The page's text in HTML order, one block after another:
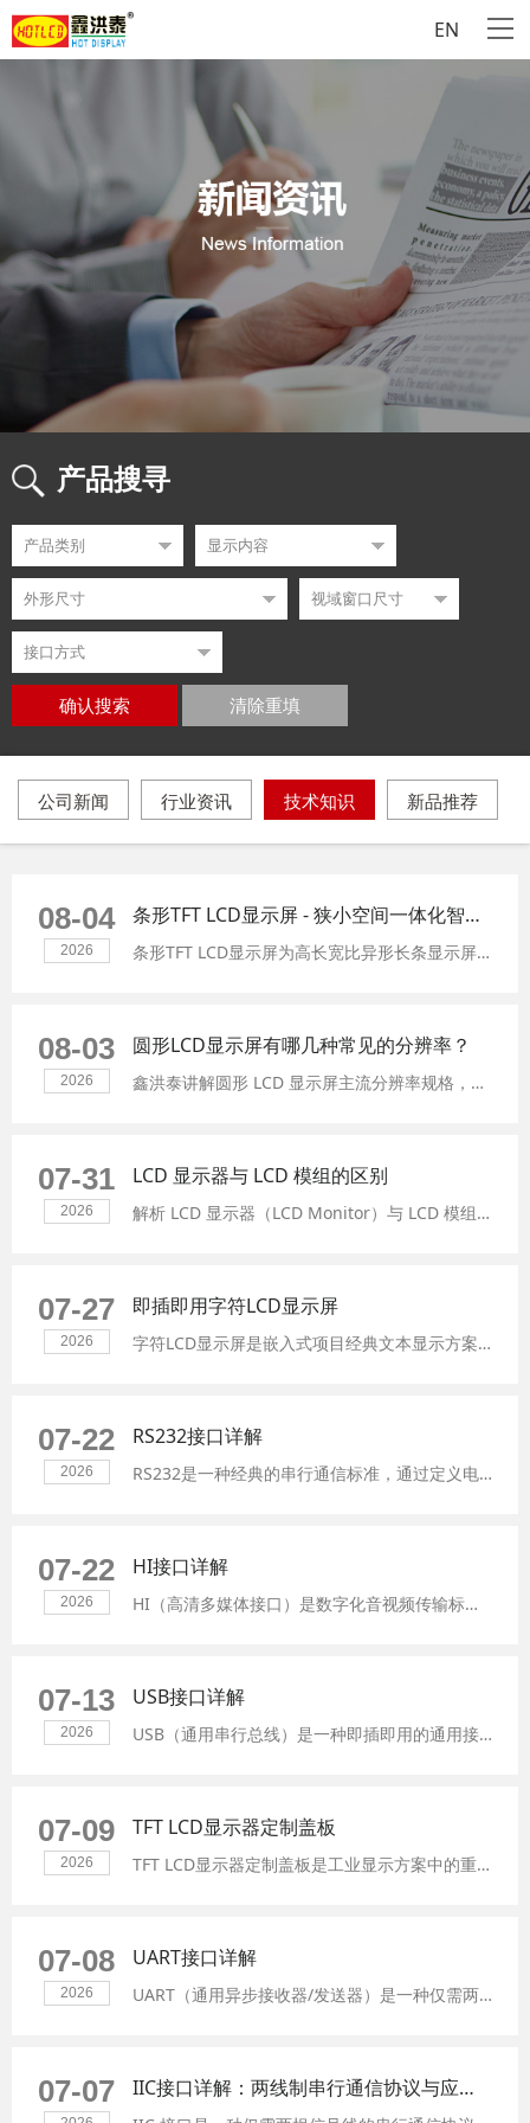
EN
产品搜寻
确认搜索 清除重填
公司新闻 行业资讯 技术知识 新品推荐
08-04
2026
条形TFT LCD显示屏 - 狭小空间一体化智能显示方案
条形TFT LCD显示屏为高长宽比异形长条显示屏，专为设备狭小嵌入式结构设计而生，可完美适配智能家居、车载座舱、工业及医疗设备的狭长安装区域。曲面贴合与触控集成，有效解决传统标准屏空间适配不足的难题，多款常规尺寸现货齐全，可快速试样量产。
08-03
2026
圆形LCD显示屏有哪几种常见的分辨率？
鑫洪泰讲解圆形 LCD 显示屏主流分辨率规格，包含 240×240 穿戴圆形屏、480×480 电动车仪表屏、720×720 高端工业圆形液晶屏，对应 GC9A01/ST7701/FL7703 驱动 IC，覆盖智能穿戴、摩托车仪表、工业 HMI、船舶设备等应用，提供完整选型参考。
07-31
2026
LCD 显示器与 LCD 模组的区别
解析 LCD 显示器（LCD Monitor）与 LCD 模组（LCD Module）本质差异，从硬件架构、功能、适用场景对比，提供工业显示项目选型思路，帮助工程师合理选择嵌入式模组或一体化显示终端。
07-27
2026
即插即用字符LCD显示屏
字符LCD显示屏是嵌入式项目经典文本显示方案，即插即用、自带CGROM字符库，开发简单、超低功耗。HotDisplay提供多尺寸、多种光学模式、多语言字符型 LCD 模组，支持工业宽温、结构、背光、丝印定制，适用于工业 PLC、医疗仪器、智能家居、车载设备等场景。
07-22
2026
RS232接口详解
RS232是一种经典的串行通信标准，通过定义电压电平规范设备间的数据交换，广泛应用于工业控制、串口屏通信、网络设备配置等场景。本文从LCD驱动基础讲起，详细介绍RS232接口的技术特点、核心优势与局限性、典型应用场景，帮助工程师快速掌握RS232接口在工业显示领域的选型与应用。
07-22
2026
HI接口详解
HI（高清多媒体接口）是数字化音视频传输标准，广泛应用于彩色 TFT 液晶显示模组。本文从 LCD 驱动基础讲起，详细介绍 HI 接口的信号构成、技术特点、核心优势及典型应用场景，帮助工程师快速掌握 HI 接口显示屏的选型与开发。
07-13
2026
USB接口详解
USB（通用串行总线）是一种即插即用的通用接口，支持供电与通信一体化，广泛应用于电容触摸屏连接、显示模组调试和串口屏控制等场景。本文从LCD驱动基础讲起，详细介绍USB接口的发展历程、核心优势（即插即用、供电通信一体化、高传输速率）及典型应用场景，帮助工程师快速掌握USB接口在显示领域的选型与应用。
07-09
2026
TFT LCD显示器定制盖板
TFT LCD显示器定制盖板是工业显示方案中的重要环节，通过异形玻璃设计、AG防眩光、AR增透、AF防指纹等表面处理工艺以及触控集成，可提升设备可靠性、可视性与品牌辨识度。本文详细介绍定制盖板的五大功能与适用场景，帮助您打造更贴合应用需求的显示方案。
07-08
2026
UART接口详解
UART（通用异步接收器/发送器）是一种仅需两根信号线的异步串行通信接口，广泛应用于嵌入式系统调试、传感器数据采集、工业控制设备与串口屏控制等场景。本文从LCD驱动基础讲起，详细介绍UART接口的工作原理、数据帧格式、核心优势及典型应用，帮助工程师快速掌握UART通信的选型与开发。
07-07 IIC接口详解：两线制串行通信协议与应用场景